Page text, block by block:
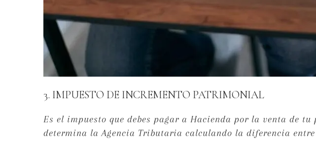
3. IMPUESTO DE INCREMENTO PATRIMONIAL
Es el impuesto que debes pagar a Hacienda por la venta de
determina la Agencia Tributaria calculando la diferencia